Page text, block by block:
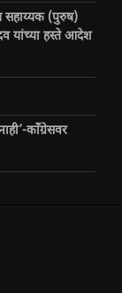
सहाय्यक (पुरुष)
यांच्या हस्ते आदेश
काँग्रेसवर